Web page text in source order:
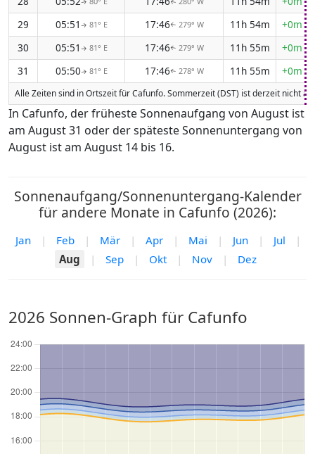
29
05:51 ↑ 81° E 17:46↑ 279° W 11h 54m
+0m
30
05:51 ↑ 81° E 17:46↑ 279° W 11h 55m
+0m
31
05:50↑ 81° E 17:46↑ 278° W 11h 55m +0m
Alle Zeiten sind in Ortszeit für Cafunfo. Sommerzeit (DST) ist derzeit nicht
In Cafunfo, der früheste Sonnenaufgang von August ist
am August 31 oder der späteste Sonnenuntergang von
August ist am August 14 bis 16.
Sonnenaufgang/Sonnenuntergang-Kalender
für andere Monate in Cafunfo (2026):
Jan | Feb | Mär | Apr | Mai | Jun | Jul
|
Aug
| Sep | Okt | Nov | Dez
2026 Sonnen-Graph für Cafunfo